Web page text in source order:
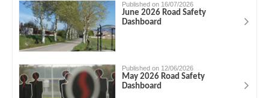
Published on 16/07/2026
June 2026 Road Safety
Dashboard
Published on 12/06/2026
May 2026 Road Safety
Dashboard